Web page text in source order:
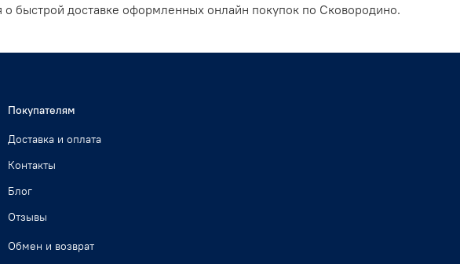
быстрой доставке оформленных онлайн покупок по Сковородино.
Покупателям
Доставка и оплата
Контакты
Блог
Отзывы
Обмен и возврат